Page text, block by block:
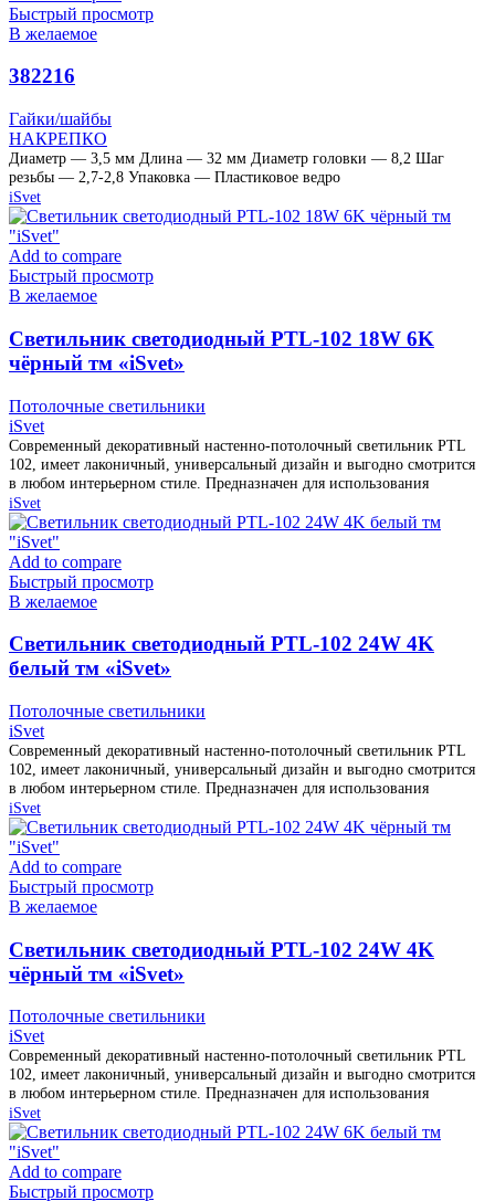
Быстрый просмотр
В желаемое
382216
Гайки/шайбы
НАКРЕПКО
Диаметр — 3,5 мм Длина — 32 мм Диаметр головки — 8,2 Шаг
резьбы — 2,7-2,8 Упаковка — Пластиковое ведро
iSvet
Add to compare
Быстрый просмотр
В желаемое
Cветильник светодиодный PTL-102 18W 6K
чёрный тм «iSvet»
Потолочные светильники
iSvet
Современный декоративный настенно-потолочный светильник PTL
102, имеет лаконичный, универсальный дизайн и выгодно смотрится
в любом интерьерном стиле. Предназначен для использования
iSvet
Add to compare
Быстрый просмотр
В желаемое
Cветильник светодиодный PTL-102 24W 4K
белый тм «iSvet»
Потолочные светильники
iSvet
Современный декоративный настенно-потолочный светильник PTL
102, имеет лаконичный, универсальный дизайн и выгодно смотрится
в любом интерьерном стиле. Предназначен для использования
iSvet
Add to compare
Быстрый просмотр
В желаемое
Cветильник светодиодный PTL-102 24W 4K
чёрный тм «iSvet»
Потолочные светильники
iSvet
Современный декоративный настенно-потолочный светильник PTL
102, имеет лаконичный, универсальный дизайн и выгодно смотрится
в любом интерьерном стиле. Предназначен для использования
iSvet
Add to compare
Быстрый просмотр